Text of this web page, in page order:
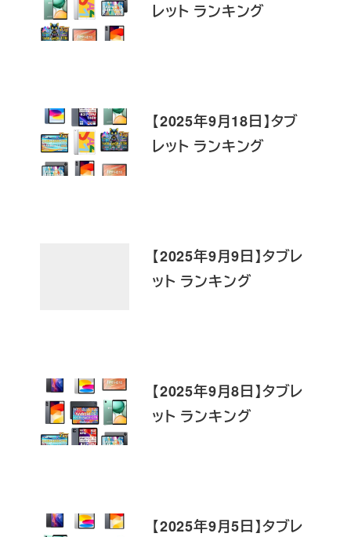
レット ランキング
【2025年9月18日】タブ
レット ランキング
【2025年9月9日】タブレ
ット ランキング
【2025年9月8日】タブレ
ット ランキング
【2025年9月5日】タブレ